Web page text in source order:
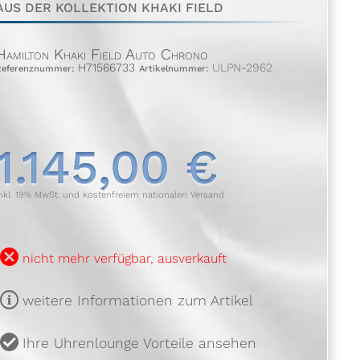
DER KOLLEKTION KHAKI FIELD
Khaki Field Auto Chrono
H71566733 Artikelnummer:ULPN-2962
€
19% MwSt. und kostenfreiem nationalen Versand
nicht mehr verfügbar, ausverkauft
weitere Informationen zum Artikel
Ihre Uhrenlounge Vorteile ansehen